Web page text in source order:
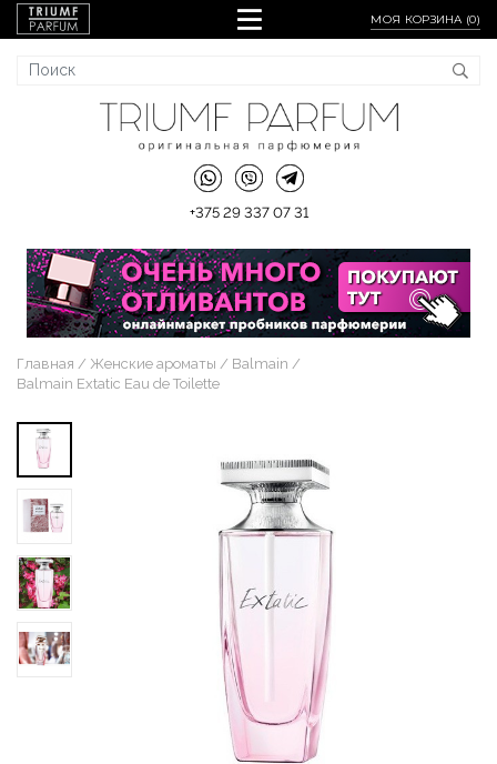
МОЯ КОРЗИНА (0)
+375 29 337 07 31
Главная Женские ароматы
Balmain
Balmain Extatic Eau de Toilette